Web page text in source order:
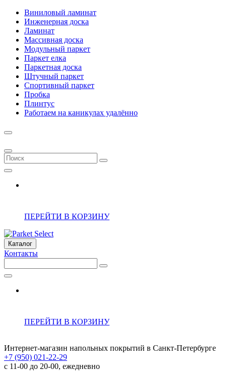
Виниловый ламинат
Инженерная доска
Ламинат
Массивная доска
Модульный паркет
Паркет елка
Паркетная доска
Штучный паркет
Спортивный паркет
Пробка
Плинтус
Работаем на каникулах удалённо
ПЕРЕЙТИ В КОРЗИНУ
Каталог
Контакты
ПЕРЕЙТИ В КОРЗИНУ
Интернет-магазин напольных покрытий в Санкт-Петербурге
+7 (950) 021-22-29
с 11-00 до 20-00, ежедневно